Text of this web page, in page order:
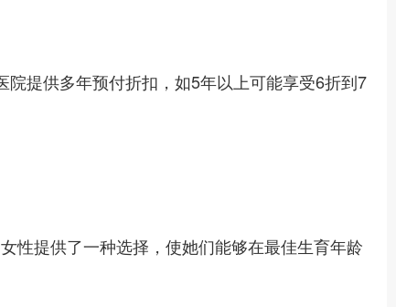
提供多年预付折扣，如5年以上可能享受6折到7
性提供了一种选择，使她们能够在最佳生育年龄